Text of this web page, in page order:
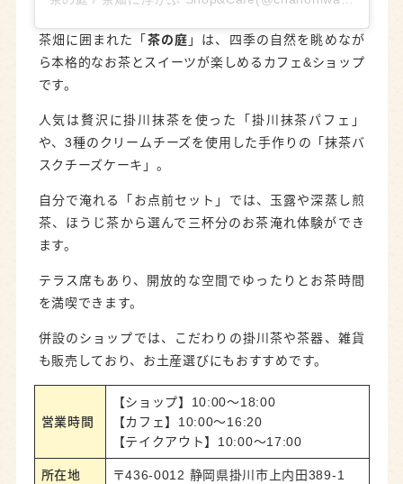
茶畑に囲まれた「 茶の庭 」は、四季の自然を眺めなが
ら本格的なお茶とスイーツが楽しめるカフェ&ショップ
です。
人気は贅沢に掛川抹茶を使った「掛川抹茶パフェ」
や、3種のクリームチーズを使用した手作りの「抹茶バ
スクチーズケーキ」。
自分で淹れる「お点前セット」では、玉露や深蒸し煎
茶、ほうじ茶から選んで三杯分のお茶淹れ体験ができ
ます。
テラス席もあり、開放的な空間でゆったりとお茶時間
を満喫できます。
併設のショップでは、こだわりの掛川茶や茶器、雑貨
も販売しており、お土産選びにもおすすめです。
営業時間
【ショップ】10:00～18:00
【カフェ】10:00〜16:20
【テイクアウト】10:00〜17:00
所在地 〒436-0012 静岡県掛川市上内田389-1